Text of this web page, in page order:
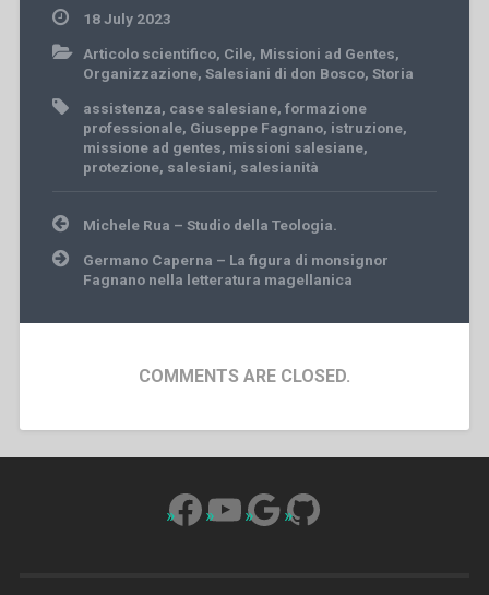
18 July 2023
Articolo scientifico, Cile, Missioni ad Gentes,
Organizzazione, Salesiani di don Bosco, Storia
assistenza, case salesiane, formazione
professionale, Giuseppe Fagnano, istruzione,
missione ad gentes, missioni salesiane,
protezione, salesiani, salesianità
Post
navigation
Michele Rua – Studio della Teologia.
Germano Caperna – La figura di monsignor
Fagnano nella letteratura magellanica
COMMENTS ARE CLOSED.
Facebook
YouTube
Google
GitHub